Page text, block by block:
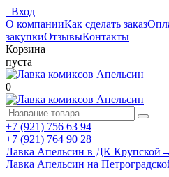
Вход
О компанииКак сделать заказ
закупкиОтзывыКонтакты
Корзина
пуста
0
+7 (921) 756 63 94
+7 (921) 764 90 28
Лавка Апельсин в ДК Крупской →
Лавка Апельсин на